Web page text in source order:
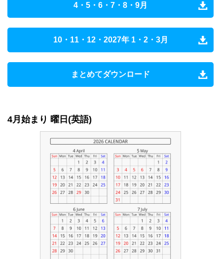
4・5・6・7・8・9月
10・11・12・2027年 1・2・3月
まとめてダウンロード
4月始まり 曜日(英語)